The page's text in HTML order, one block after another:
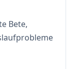
Bete,